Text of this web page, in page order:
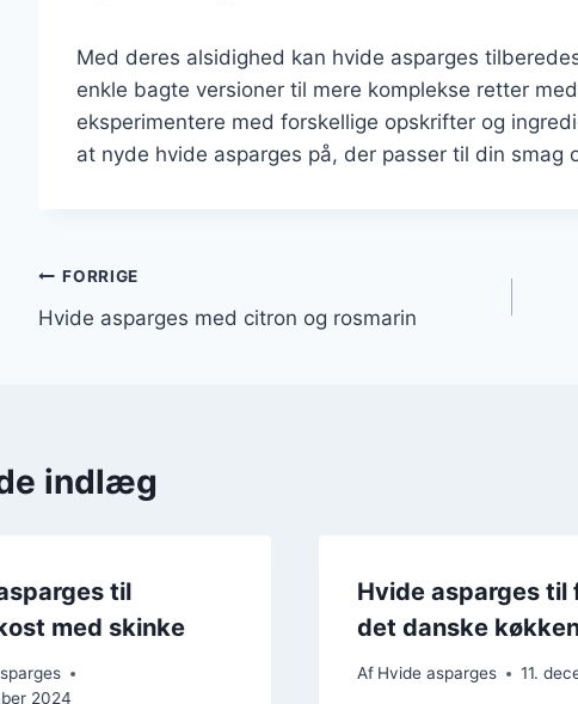
Med deres alsidighed kan hvide asparges
enkle bagte versioner til mere komplekse retter
eksperimentere med forskellige opskrifter og
at nyde hvide asparges på, der passer til din smag
Indlægsnavigation
FORRIGE
Hvide asparges med citron og rosmarin
indlæg
til
med skinke
2024
Hvide asparges til
det danske
Af Hvide asparges 11.